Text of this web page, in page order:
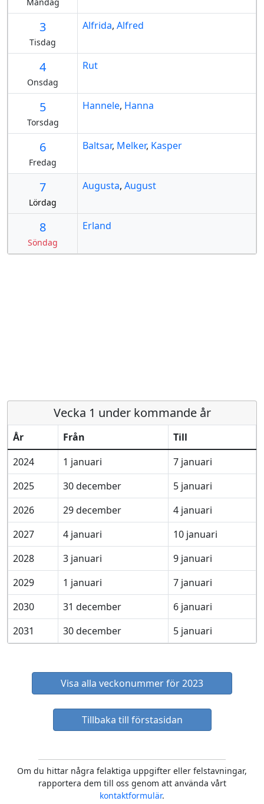
Måndag
3
Tisdag
Alfrida, Alfred
4
Onsdag
Rut
5
Torsdag
Hannele, Hanna
6
Fredag
Baltsar, Melker, Kasper
7
Lördag
Augusta, August
8
Söndag
Erland
Vecka 1 under kommande år
År Från
Till
2024
1 januari
7 januari
2025
30 december
5 januari
2026
29 december
4 januari
2027
4 januari
10 januari
2028
3 januari
9 januari
2029
1 januari
7 januari
2030
31 december
6 januari
2031
30 december 5 januari
Visa alla veckonummer för 2023
Tillbaka till förstasidan
Om du hittar några felaktiga uppgifter eller felstavningar,
rapportera dem till oss genom att använda vårt
kontaktformulär.